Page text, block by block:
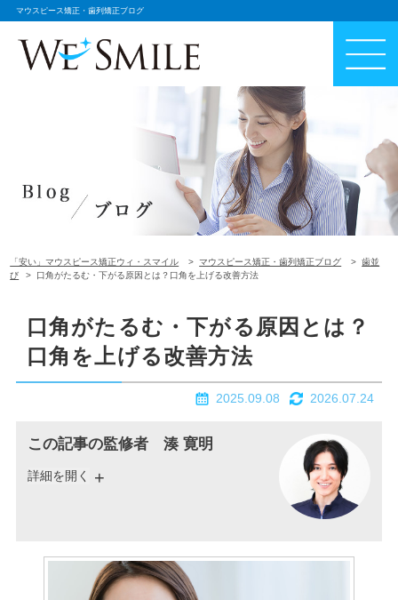
マウスピース矯正・歯列矯正ブログ
「安い」マウスピース矯正ウィ・スマイル マウスピース矯正・歯列矯正ブログ
歯並
び
口角がたるむ・下がる原因とは？口角を上げる改善方法
口角がたるむ・下がる原因とは？
口角を上げる改善方法
2025.09.08 2026.07.24
この記事の監修者 湊 寛明
詳細を開く